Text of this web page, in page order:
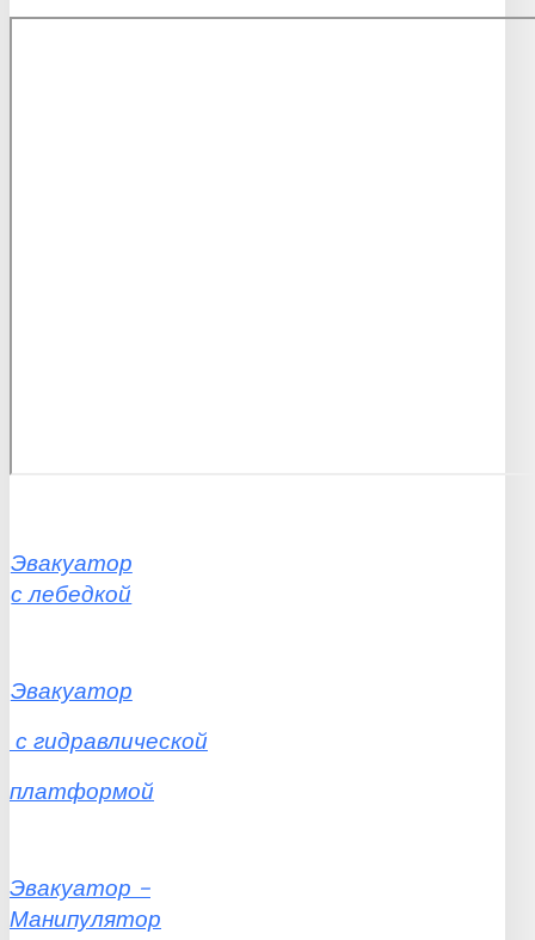
Эвакуатор
с лебедкой
Эвакуатор
сгидравлической
платформой
Эвакуатор -
Манипулятор